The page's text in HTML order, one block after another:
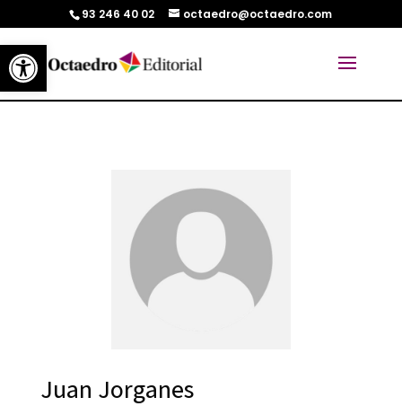
Abrir barra de herramientas
93 246 40 02 octaedro@octaedro.com
Juan Jorganes